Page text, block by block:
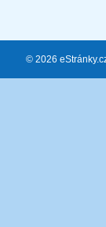
© 2026